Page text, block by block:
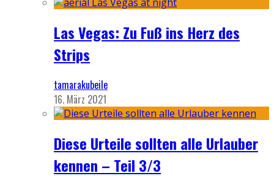
Las Vegas: Zu Fuß ins Herz des
Strips
tamarakubeile
16. März 2021
Diese Urteile sollten alle Urlauber
kennen – Teil 3/3